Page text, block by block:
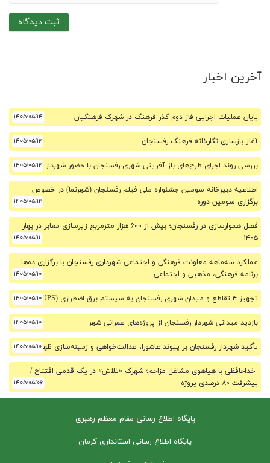
آخرین اخبار
پایان عملیات اجرایی فاز دوم گذر فرهنگ در شهرک فرهنگیان ۱۴۰۵/۰۵/۱۴
آغاز بازسازی نگارخانه فرهنگ رفسنجان ۱۴۰۵/۰۵/۱۲
بررسی روند اجرای طرح‌های باز آفرینی شهری رفسنجان با حضور شهردار ۱۴۰۵/۰۵/۱۲
اطلاعیه دبیرخانه سومین جشنواره ملی فیلم رفسنجان (شهرنما) در خصوص
برگزاری سومین دوره
۱۴۰۵/۰۵/۱۲
فصل هموارسازی در رفسنجان؛ بیش از ۶۰۰ هزار مترمربع زیرسازی معابر در بهار
۱۴۰۵
۱۴۰۵/۰۵/۱۱
عملکرد سه‌ماهه معاونت فرهنگی و اجتماعی شهرداری رفسنجان با برگزاری ده‌ها
برنامه فرهنگی، مذهبی و اجتماعی
۱۴۰۵/۰۵/۱۰
تجهیز ۴ تقاطع و میدان شهری رفسنجان به سیستم برق اضطراری (UPS) ۱۴۰۵/۰۵/۱۰
بازدید میدانی شهردار رفسنجان از پروژه‌های عمرانی شهر ۱۴۰۵/۰۵/۱۰
تأکید شهردار رفسنجان بر پیوند عاشورا، عدالت‌خواهی و زمینه‌سازی ظهور۱۴۰۵/۰۵/۱۰
خداحافظی با هیاهوی مشاغل مزاحم؛ شهرک «تلاش» در یک قدمی افتتاح /
پیشرفت ۸۰ درصدی پروژه
۱۴۰۵/۰۵/۰۶
پایگاه اطلاع رسانی مقام معظم رهبری
پایگاه اطلاع رسانی استانداری کرمان